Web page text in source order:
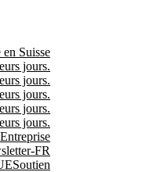
Suisse
jours.
jours.
jours.
jours.
jours.
Entreprise
FR
Soutien